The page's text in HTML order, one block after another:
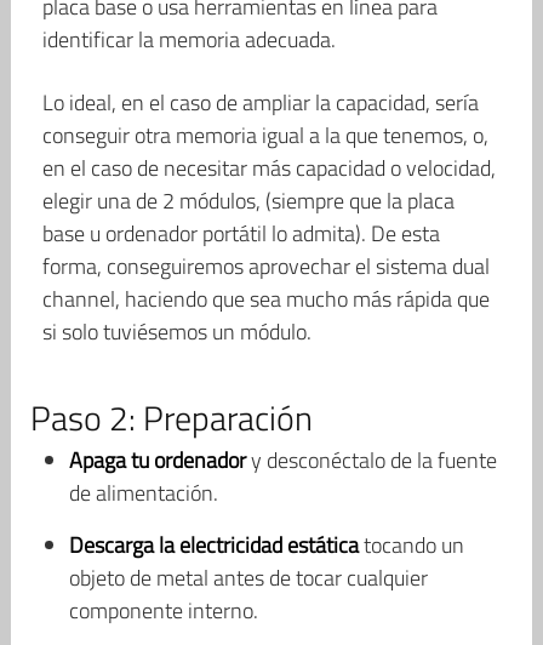
placa base o usa herramientas en línea para
identificar la memoria adecuada.
Lo ideal, en el caso de ampliar la capacidad, sería
conseguir otra memoria igual a la que tenemos, o,
en el caso de necesitar más capacidad o velocidad,
elegir una de 2 módulos, (siempre que la placa
base u ordenador portátil lo admita). De esta
forma, conseguiremos aprovechar el sistema dual
channel, haciendo que sea mucho más rápida que
si solo tuviésemos un módulo.
Paso 2: Preparación
Apaga tu ordenadory desconéctalo de la fuente
de alimentación.
Descarga la electricidad estáticatocando un
objeto de metal antes de tocar cualquier
componente interno.